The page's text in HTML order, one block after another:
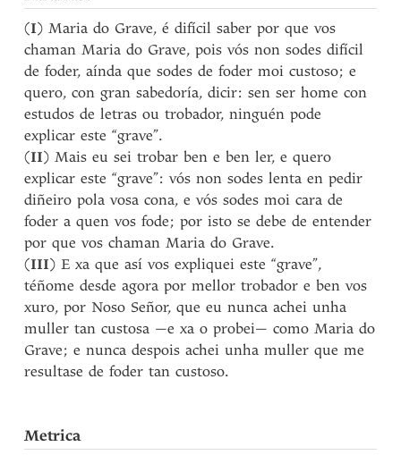
(I) Maria do Grave, é difícil saber por que vos
chaman Maria do Grave, pois vós non sodes difícil
de foder, aínda que sodes de foder moi custoso; e
quero, con gran sabedoría, dicir: sen ser home con
estudos de letras ou trobador, ninguén pode
explicar este “grave”.
(II) Mais eu sei trobar ben e ben ler, e quero
explicar este “grave”: vós non sodes lenta en pedir
diñeiro pola vosa cona, e vós sodes moi cara de
foder a quen vos fode; por isto se debe de entender
por que vos chaman Maria do Grave.
(III) E xa que así vos expliquei este “grave”,
téñome desde agora por mellor trobador e ben vos
xuro, por Noso Señor, que eu nunca achei unha
muller tan custosa —e xa o probei— como Maria do
Grave; e nunca despois achei unha muller que me
resultase de foder tan custoso.
Metrica